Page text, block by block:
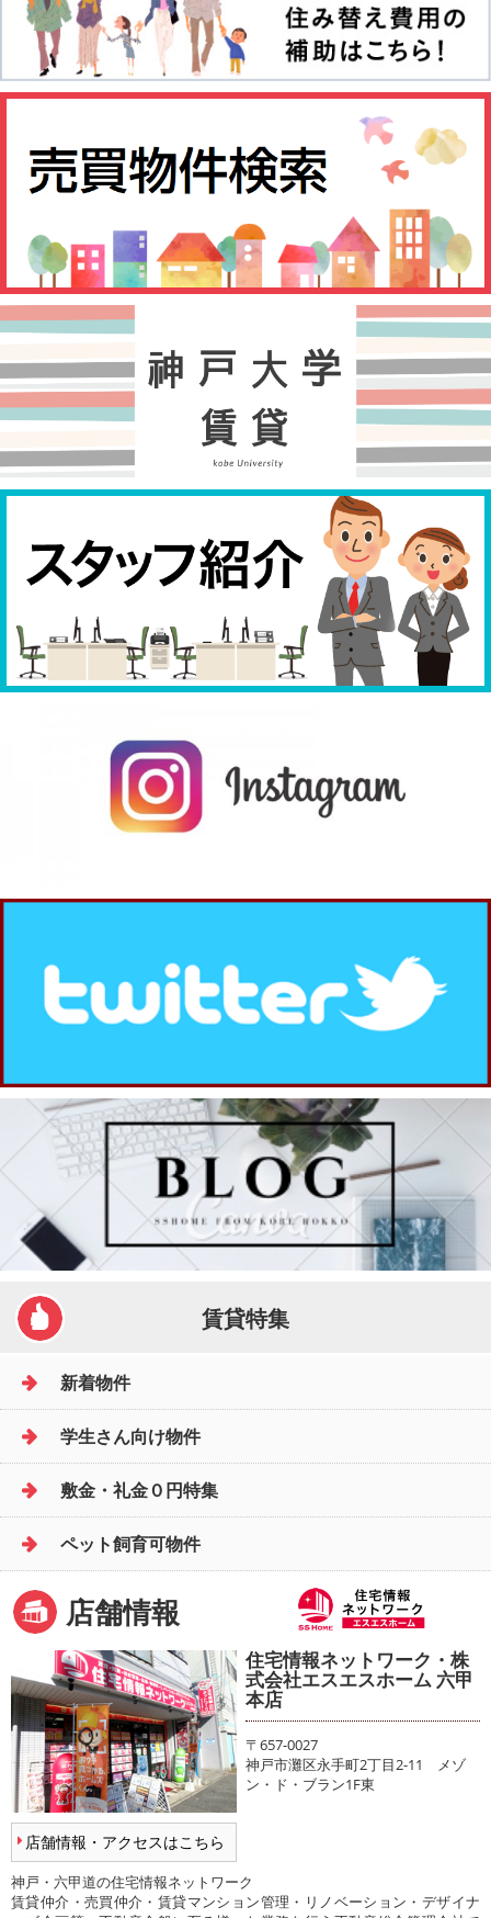
賃貸特集
新着物件
学生さん向け物件
敷金・礼金０円特集
ペット飼育可物件
店舗情報
店舗情報・アクセスはこちら
住宅情報ネットワーク・株
式会社エスエスホーム 六甲
本店
〒657-0027
神戸市灘区永手町2丁目2-11 メゾ
ン・ド・ブラン1F東
神戸・六甲道の住宅情報ネットワーク
賃貸仲介・売買仲介・賃貸マンション管理・リノベーション・デザイナ